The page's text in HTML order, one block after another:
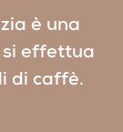
è una
si effettua
di caffè.